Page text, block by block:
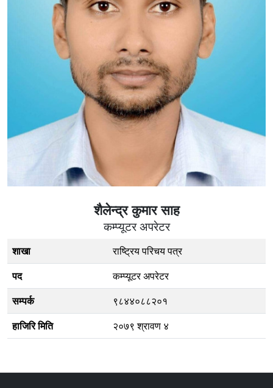
शैलेन्द्र कुमार साह
कम्प्यूटर अपरेटर
शाखा
राष्ट्रिय परिचय पत्र
पद
कम्प्यूटर अपरेटर
सम्पर्क
९८४४०८८२०१
हाजिरि मिति
२०७९ श्रावण ४